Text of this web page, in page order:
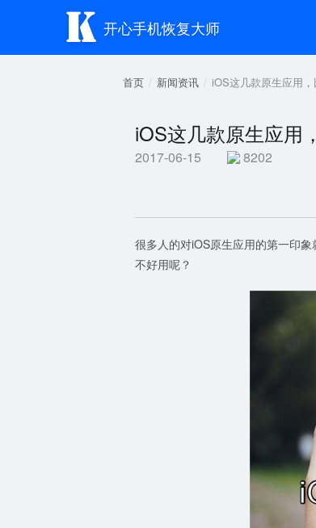
 开心手机恢复大师
首页 新闻资讯 iOS这几款原生应用，
iOS这几款原生应用
2017-06-15 8202
很多人的对iOS原生应用的第一印
不好用呢？